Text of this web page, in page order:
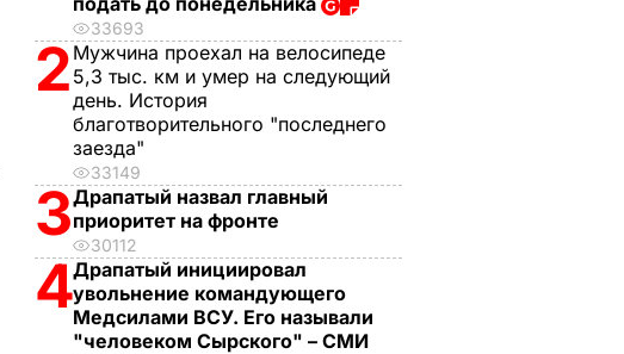
33693
2 Мужчина проехал на велосипеде
5,3 тыс. км и умер на следующий
день. История
благотворительного "последнего
заезда"
33149
3Драпатый назвал главный
приоритет на фронте
30112
4Драпатый инициировал
увольнение командующего
Медсилами ВСУ. Его называли
"человеком Сырского" – СМИ